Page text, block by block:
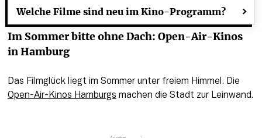
Welche Filme sind neu im Kino-Programm?
Im Sommer bitte ohne Dach: Open-Air-Kinos
in Hamburg
Open-Air-Kinos Hamburgs